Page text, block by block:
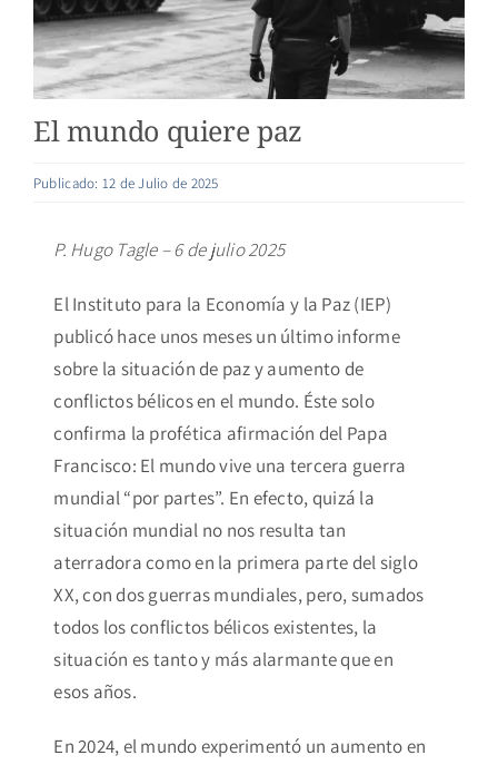
El mundo quiere paz
Publicado: 12 de Julio de 2025
P. Hugo Tagle – 6 de julio 2025
El Instituto para la Economía y la Paz (IEP)
publicó hace unos meses un último informe
sobre la situación de paz y aumento de
conflictos bélicos en el mundo. Éste solo
confirma la profética afirmación del Papa
Francisco: El mundo vive una tercera guerra
mundial “por partes”. En efecto, quizá la
situación mundial no nos resulta tan
aterradora como en la primera parte del siglo
XX, con dos guerras mundiales, pero, sumados
todos los conflictos bélicos existentes, la
situación es tanto y más alarmante que en
esos años.
En 2024, el mundo experimentó un aumento en